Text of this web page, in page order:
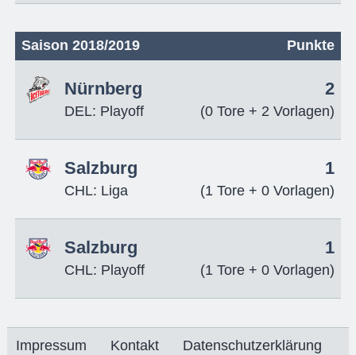
Saison 2018/2019 Punkte
Nürnberg
DEL: Playoff
2
(0 Tore + 2 Vorlagen)
Salzburg
CHL: Liga
1
(1 Tore + 0 Vorlagen)
Salzburg
CHL: Playoff
1
(1 Tore + 0 Vorlagen)
Impressum Kontakt Datenschutzerklärung